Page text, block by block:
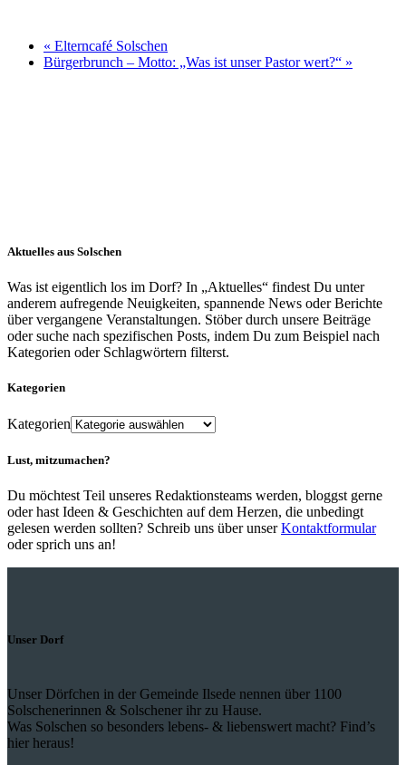
« Elterncafé Solschen
Bürgerbrunch – Motto: „Was ist unser Pastor wert?“ »
Aktuelles aus Solschen
Was ist eigentlich los im Dorf? In „Aktuelles“ findest Du unter
anderem aufregende Neuigkeiten, spannende News oder Berichte
über vergangene Veranstaltungen. Stöber durch unsere Beiträge
oder suche nach spezifischen Posts, indem Du zum Beispiel nach
Kategorien oder Schlagwörtern filterst.
Kategorien
Kategorien
Lust, mitzumachen?
Du möchtest Teil unseres Redaktionsteams werden, bloggst gerne
oder hast Ideen & Geschichten auf dem Herzen, die unbedingt
gelesen werden sollten? Schreib uns über unserKontaktformular
oder sprich uns an!
Unser Dorf
Unser Dörfchen in der Gemeinde Ilsede nennen über 1100
Solschenerinnen & Solschener ihr zu Hause.
Was Solschen so besonders lebens- & liebenswert macht? Find’s
hier heraus!